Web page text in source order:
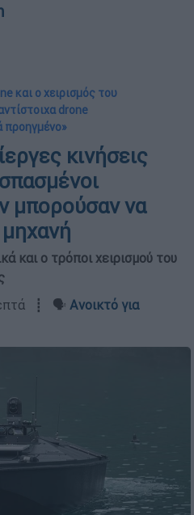
και ο χειρισμός του
drone
προηγμένο»
κινήσεις
μπορούσαν να
και ο τρόποι χειρισμού του
┋ 🗣️ Ανοικτό για